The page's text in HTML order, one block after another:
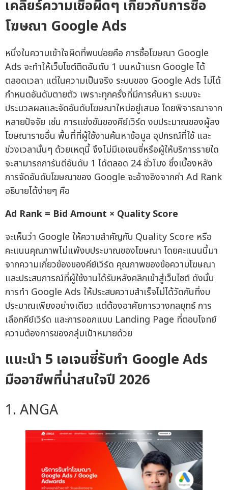
เคลียร์ความเชื่อผิดๆ เกี่ยวกับการซื้อ
โฆษณา Google Ads
หนึ่งในความเข้าใจผิดที่พบบ่อยคือ การซื้อโฆษณา Google
Ads จะทำให้เว็บไซต์ติดอันดับ 1 บนหน้าแรก Google ได้
ตลอดเวลา แต่ในความเป็นจริง ระบบของ Google Ads ไม่ได้
กำหนดอันดับตายตัว เพราะทุกครั้งที่มีการค้นหา ระบบจะ
ประมวลผลและจัดอันดับโฆษณาใหม่อยู่เสมอ โดยพิจารณาจาก
หลายปัจจัย เช่น การแข่งขันของคีย์เวิร์ด งบประมาณของผู้ลง
โฆษณารายอื่น พื้นที่ที่ผู้ใช้งานค้นหาข้อมูล อุปกรณ์ที่ใช้ และ
ช่วงเวลานั้นๆ ด้วยเหตุนี้ จึงไม่มีเอเจนซี่หรือผู้ให้บริการรายใด
จะสามารถการันตีอันดับ 1 ได้ตลอด 24 ชั่วโมง ซึ่งเบื้องหลัง
การจัดอันดับโฆษณาของ Google จะอ้างอิงจากค่า Ad Rank
อธิบายได้ง่ายๆ คือ
Ad Rank = Bid Amount × Quality Score
จะเห็นว่า Google ให้ความสำคัญกับ Quality Score หรือ
คะแนนคุณภาพไม่แพ้งบประมาณของโฆษณา โดยคะแนนนี้มา
จากความเกี่ยวข้องของคีย์เวิร์ด คุณภาพของข้อความโฆษณา
และประสบการณ์ที่ผู้ใช้งานได้รับหลังคลิกเข้าสู่เว็บไซต์ ดังนั้น
การทำ Google Ads ให้ประสบความสำเร็จไม่ได้วัดกันที่งบ
ประมาณเพียงอย่างเดียว แต่ต้องอาศัยการวางกลยุทธ์ การ
เลือกคีย์เวิร์ด และการออกแบบ Landing Page ที่ตอบโจทย์
ความต้องการของกลุ่มเป้าหมายด้วย
แนะนำ 5 เอเจนซี่รับทำ Google Ads
มืออาชีพที่น่าสนใจปี 2026
1. ANGA